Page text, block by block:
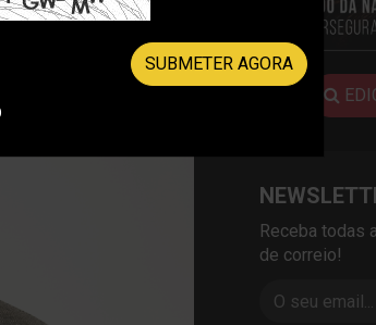
Receba todas
de correio!
SUBMETER AGORA